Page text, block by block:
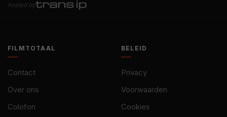
hosted by
FILMTOTAAL
Contact
Over ons
Colofon
BELEID
Privacy
Voorwaarden
Cookies